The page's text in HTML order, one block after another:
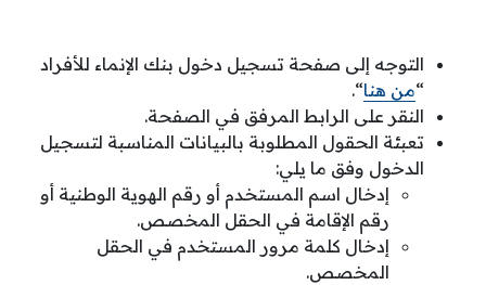
التوجه إلى صفحة تسجيل دخول بنك الإنماء للأفراد
“من هنا“.
النقر على الرابط المرفق في الصفحة.
تعبئة الحقول المطلوبة بالبيانات المناسبة لتسجيل
الدخول وفق ما يلي:
إدخال اسم المستخدم أو رقم الهوية الوطنية أو
رقم الإقامة في الحقل المخصص.
إدخال كلمة مرور المستخدم في الحقل
المخصص.